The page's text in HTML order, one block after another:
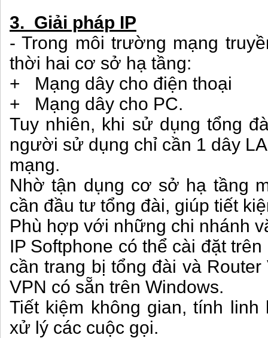
3. Giải pháp IP
- Trong môi trường mạng
thời hai cơ sở hạ tầng:
+ Mạng dây cho điện thoại
+ Mạng dây cho PC.
Tuy nhiên, khi sử dụng tổng
người sử dụng chỉ cần 1 dây
mạng.
Nhờ tận dụng cơ sở hạ tầng
cần đầu tư tổng đài, giúp tiết
Phù hợp với những chi nhánh
IP Softphone có thể cài đặt
cần trang bị tổng đài và
VPN có sẵn trên Windows.
Tiết kiệm không gian, tính
xử lý các cuộc gọi.